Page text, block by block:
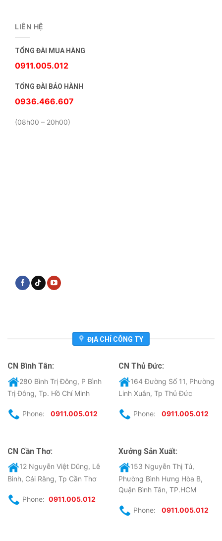
LIÊN HỆ
TỔNG ĐÀI MUA HÀNG
0911.005.012
TỔNG ĐÀI BẢO HÀNH
0936.466.607
(08h00 – 20h00)
ĐỊA CHỈ CÔNG TY
CN Bình Tân:
280 Bình Trị Đông, P Bình
Trị Đông, Tp. Hồ Chí Minh
Phone: 0911.005.012
CN Thủ Đức:
164 Đường Số 11, Phường
Linh Xuân, Tp Thủ Đức
Phone: 0911.005.012
CN Cần Thơ:
12 Nguyễn Việt Dũng, Lê
Bình, Cái Răng, Tp Cần Thơ
Phone: 0911.005.012
Xưởng Sản Xuất:
153 Nguyễn Thị Tú,
Phường Bình Hưng Hòa B,
Quận Bình Tân, TP.HCM
Phone: 0911.005.012